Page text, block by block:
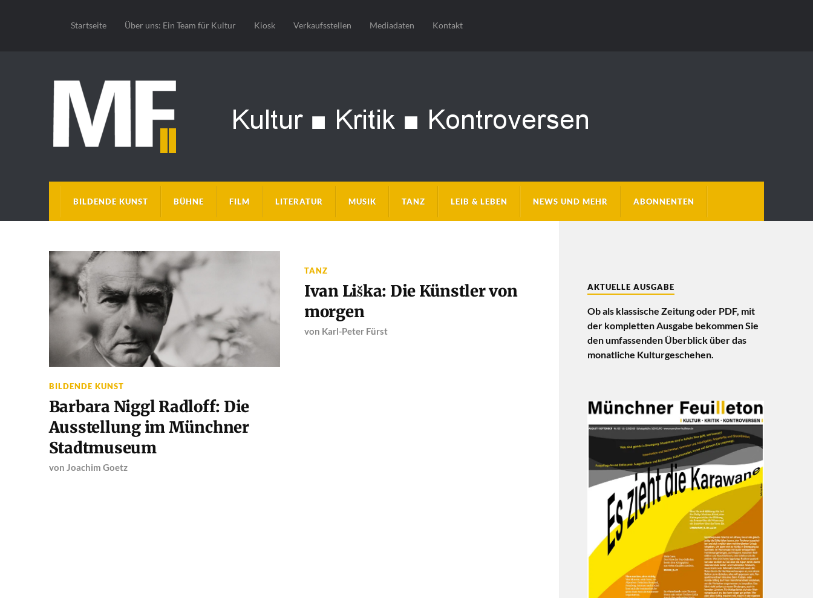
Startseite Über uns: Ein Team für Kultur Kiosk Verkaufsstellen Mediadaten Kontakt
BILDENDE KUNST BÜHNE FILM LITERATUR MUSIK TANZ LEIB & LEBEN NEWS UND MEHR ABONNENTEN
BILDENDE KUNST
Barbara Niggl Radloff: Die
Ausstellung im Münchner
Stadtmuseum
von Joachim Goetz
TANZ
Ivan Liška: Die Künstler von
morgen
von Karl-Peter Fürst
AKTUELLE AUSGABE
Ob als klassische Zeitung oder PDF, mit
der kompletten Ausgabe bekommen Sie
den umfassenden Überblick über das
monatliche Kulturgeschehen.